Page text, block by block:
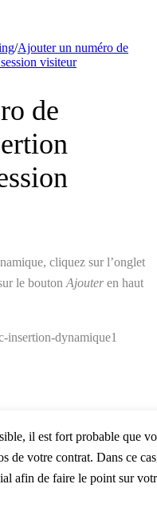
/Ajouter un numéro de
visiteur
de
cliquez sur l’onglet
le bouton Ajouteren haut
il est fort probable que
de votre contrat. Dans ce
afin de faire le point sur